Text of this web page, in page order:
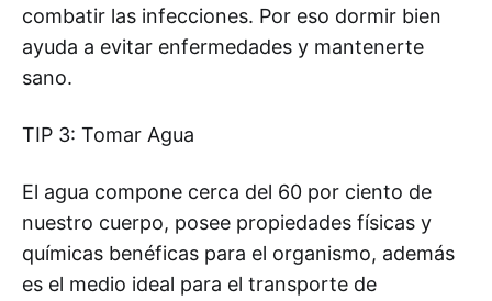
combatir las infecciones. Por eso dormir bien
ayuda a evitar enfermedades y mantenerte
sano.
TIP 3: Tomar Agua
El agua compone cerca del 60 por ciento de
nuestro cuerpo, posee propiedades físicas y
químicas benéficas para el organismo, además
es el medio ideal para el transporte de